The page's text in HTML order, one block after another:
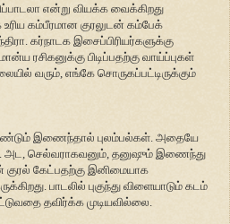
என்று வியக்க வைக்கிறது
கம்பீரமான குரலுடன் கம்பேக்
கர்நாடக இசைப்பிரியர்களுக்கு
ரசிகனுக்கு பிடிப்பதற்கு வாய்ப்புகள்
வரும், எங்கே சொருகப்பட்டிருக்கும்
இணைந்தால் புலம்பல்கள். அதையே
அட, செல்வராகவனும், தனுஷும் இணைந்து
குரல் கேட்பதற்கு இனிமையாக
பாடலில் புகுந்து விளையாடும் கடம்
தவிர்க்க முடியவில்லை.